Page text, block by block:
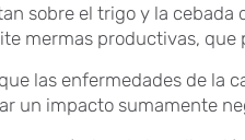
sobre el trigo y la
mermas productivas, que
las enfermedades de la
un impacto sumamente